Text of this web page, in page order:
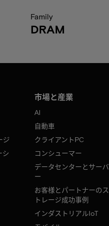
Family
DRAM
ジ
シ
市場と産業
AI
自動車
クライアントPC
コンシューマー
データセンターとサーバ
ー
お客様とパートナーのス
トレージ成功事例
インダストリアルIoT